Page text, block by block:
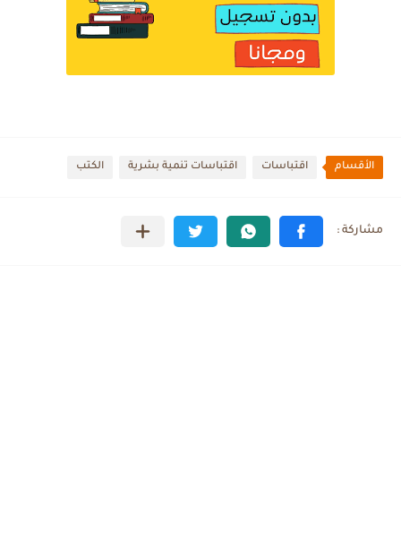
الأقسام اقتباسات اقتباسات تنمية بشرية الكتب